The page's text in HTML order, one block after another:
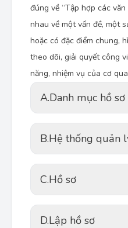
đúng về “Tập hợp các
nhau về một vấn đề, một
hoặc có đặc điểm chung,
theo dõi, giải quyết công
năng, nhiệm vụ của cơ
A.Danh mục hồ sơ
B.Hệ thống quản
C.Hồ sơ
D.Lập hồ sơ